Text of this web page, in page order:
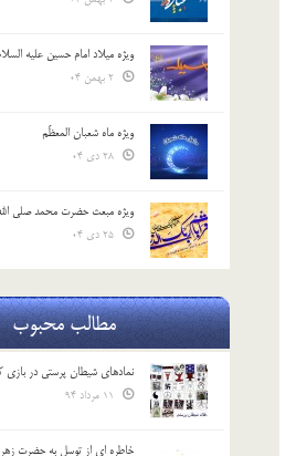
ویژه میلاد امام حسین علیه
ویژه ماه شعبان المعظّم
ویژه مبعث حضرت محمد صلی
مطالب محبوب
نمادهای شیطان پرستی در
خاطره ای از توسل به حضرت